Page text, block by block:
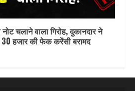
चलाने वाला गिरोह, दुकानदार ने
हजार की फेक करेंसी बरामद